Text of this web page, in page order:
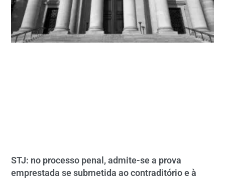
STJ: no processo penal, admite-se a prova
emprestada se submetida ao contraditório e à